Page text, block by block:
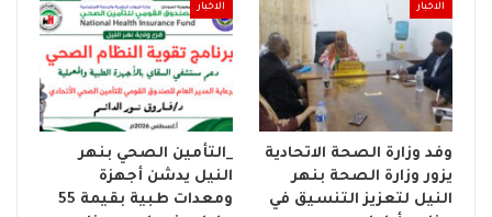
الاخبار
وفد وزارة الصحة الاتحادية
يزور وزارة الصحة بنهر
النيل لتعزيز التنسيق في
الاخبار
_التأمين الصحي بنهر
النيل يدشن أجهزة
ومعدات طبية بقيمة 55